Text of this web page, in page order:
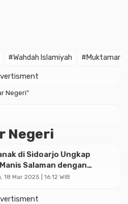
#Wahdah Islamiyah #Muktamar
Negeri"
Negeri
di Sidoarjo Ungkap
Salaman dengan
Momen Langka!
18 Mar 2025 | 16:12 WIB